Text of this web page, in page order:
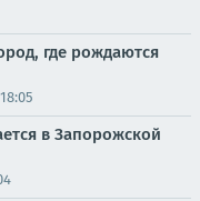
где рождаются
в Запорожской